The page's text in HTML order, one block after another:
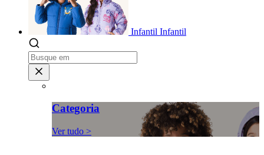
Infantil Infantil
Categoria
Ver tudo >